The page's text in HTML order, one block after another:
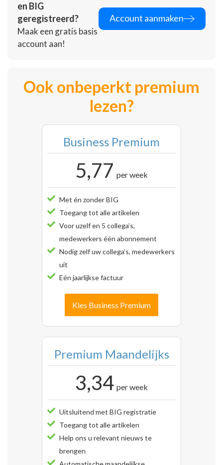
en BIG
geregistreerd?
Maak een gratis basis
account aan!
Account aanmaken
Ook onbeperkt premium
lezen?
Business Premium
5,77 per week
Met én zonder BIG
Toegang tot alle artikelen
Voor uzelf en 5 collega’s,
medewerkers één abonnement
Nodig zelf uw collega’s, medewerkers
uit
Eén jaarlijkse factuur
Kies Business Premium
Premium Maandelijks
3,34 per week
Uitsluitend met BIG registratie
Toegang tot alle artikelen
Help ons u relevant nieuws te
brengen